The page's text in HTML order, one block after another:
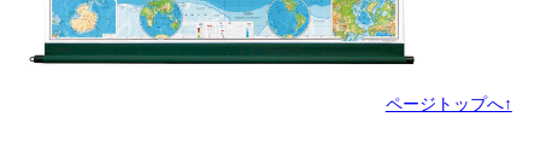
ページトップへ↑